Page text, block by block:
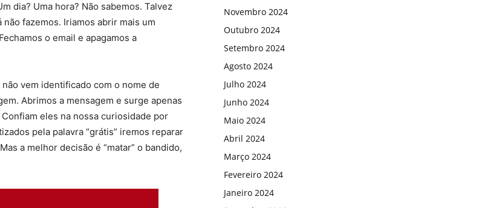
dia? Uma hora? Não sabemos. Talvez
fazemos. Iriamos abrir mais um
o email e apagamos a
vem identificado com o nome de
Abrimos a mensagem e surge apenas
eles na nossa curiosidade por
pela palavra “grátis” iremos reparar
a melhor decisão é “matar” o bandido,
Novembro 2024
Outubro 2024
Setembro 2024
Agosto 2024
Julho 2024
Junho 2024
Maio 2024
Abril 2024
Março 2024
Fevereiro 2024
Janeiro 2024